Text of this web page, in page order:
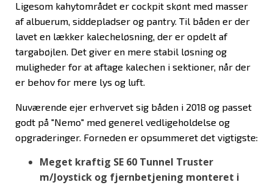
Ligesom kahytområdet er cockpit skønt med masser
af albuerum, siddepladser og pantry. Til båden er der
lavet en lækker kalecheløsning, der er opdelt af
targabøjlen. Det giver en mere stabil løsning og
muligheder for at aftage kalechen i sektioner, når der
er behov for mere lys og luft.
Nuværende ejer erhvervet sig båden i 2018 og passet
godt på "Nemo" med generel vedligeholdelse og
opgraderinger. Forneden er opsummeret det vigtigste:
Meget kraftig SE 60 Tunnel Truster
m/Joystick og fjernbetjening monteret i